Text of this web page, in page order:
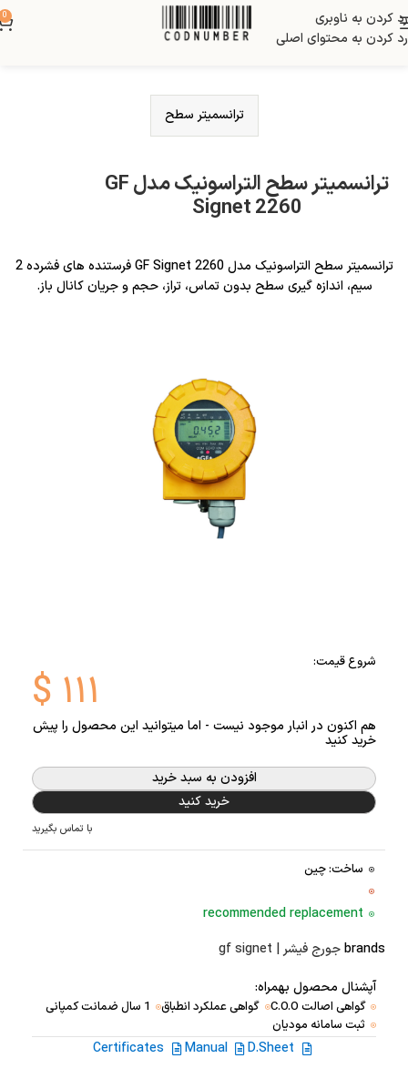
رد کردن به ناوبری
رد کردن به محتوای اصلی
0
ترانسمیتر سطح
ترانسمیتر سطح التراسونیک مدل GF
Signet 2260
ترانسمیتر سطح التراسونیک مدل GF Signet 2260 فرستنده های فشرده 2
سیم، اندازه گیری سطح بدون تماس، تراز، حجم و جریان کانال باز.
شروع قیمت:
$ ۱۱۱
هم اکنون در انبار موجود نیست - اما میتوانید این محصول را پیش
خرید کنید
افزودن به سبد خرید
خرید کنید
با تماس بگیرید
ساخت: چین
recommended replacement
brandsجورج فیشر | gf signet
آپشنال محصول بهمراه:
گواهی اصالت C.O.O گواهی عملکرد انطباق
1 سال ضمانت کمپانی
ثبت سامانه مودیان
D.Sheet
Manual
Certificates